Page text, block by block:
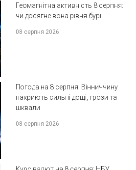
Геомагнітна активність 8 серпня:
чи досягне вона рівня бурі
08 серпня 2026
Погода на 8 серпня: Вінниччину
накриють сильні дощі, грози та
шквали
08 серпня 2026